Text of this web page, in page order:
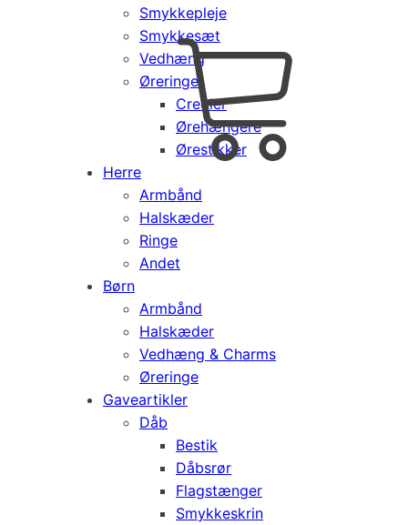
Smykkepleje
Smykkesæt
Vedhæng
Øreringe
Creoler
Ørehængere
Ørestikker
Herre
Armbånd
Halskæder
Ringe
Andet
Børn
Armbånd
Halskæder
Vedhæng & Charms
Øreringe
Gaveartikler
Dåb
Bestik
Dåbsrør
Flagstænger
Smykkeskrin
Products